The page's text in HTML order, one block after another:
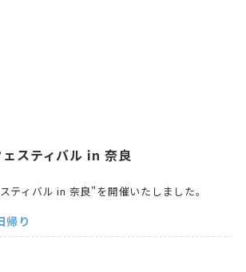
スティバル in 奈良
ティバル in 奈良"を開催いたしました。
帰り